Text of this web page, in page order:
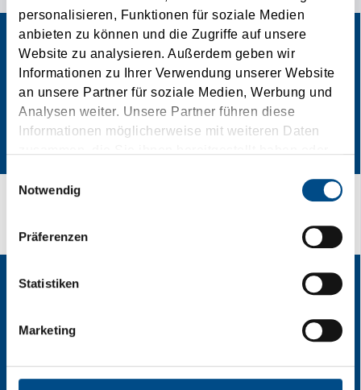
personalisieren, Funktionen für soziale Medien
anbieten zu können und die Zugriffe auf unsere
Website zu analysieren. Außerdem geben wir
Informationen zu Ihrer Verwendung unserer Website
an unsere Partner für soziale Medien, Werbung und
Analysen weiter. Unsere Partner führen diese
Informationen möglicherweise mit weiteren Daten
zusammen, die Sie ihnen bereitgestellt haben oder
gesammelt haben.
Einwilligungsauswahl
Notwendig
Präferenzen
Statistiken
Marketing